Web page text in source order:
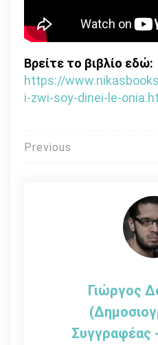
Βρείτε το βιβλίο εδώ:
https://
i-zwi-soy-dinei-le-
Πλοήγηση
Previous
Γιώργος
Συγγραφέας